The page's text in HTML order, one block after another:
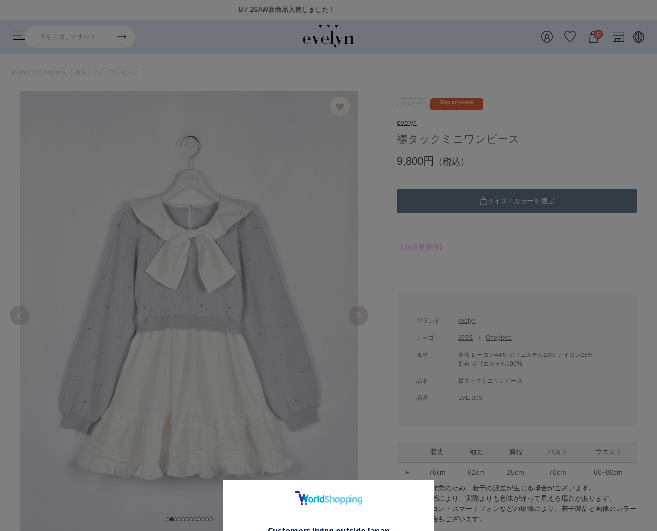
0
evelyn Onepiece 襟タックミニワンピース
Ship anywhere
evelyn
襟タックミニワンピース
9,800円
（税込）
サイズ / カラーを選ぶ
【26春夏新作】
ブランド evelyn
カテゴリ 26SS Onepiece
素材
本体 レーヨン44% ポリエステル28% ナイロン28%
別布 ポリエステル100%
品名 襟タックミニワンピース
品番 EVE-393
着丈 袖丈 肩幅 バスト ウエスト
F 76cm 62cm 25cm 70cm
60~80cm
※採寸は手作業のため、若干の誤差が生じる場合がございます。
※照明の関係により、実際よりも色味が違って見える場合があります。
※またパソコン・スマートフォンなどの環境により、若干製品と画像のカラー
が異なる場合もございます。